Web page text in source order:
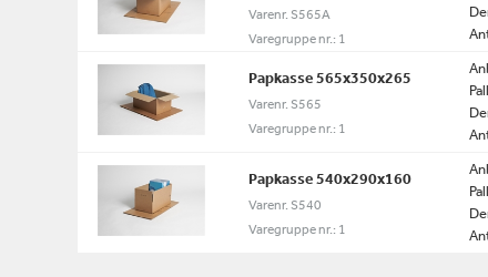
Varenr. S565A
Varegruppe nr.: 1
Papkasse 565x350x265
Varenr. S565
Varegruppe nr.: 1
Papkasse 540x290x160
Varenr. S540
Varegruppe nr.: 1